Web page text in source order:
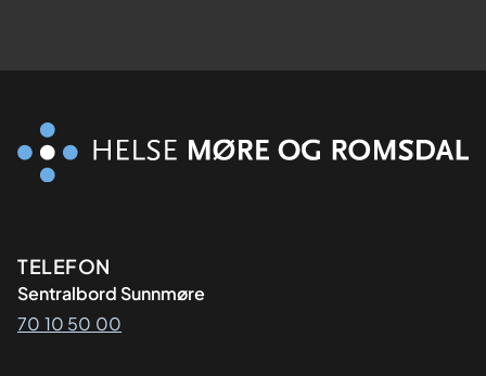
Kontaktinformasjon
TELEFON
Sentralbord Sunnmøre
70 10 50 00